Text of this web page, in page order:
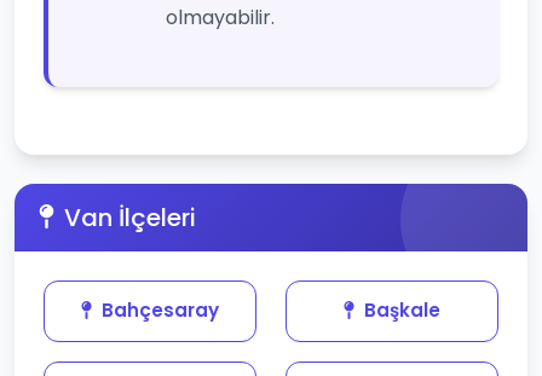
olmayabilir.
Van İlçeleri
Bahçesaray Başkale